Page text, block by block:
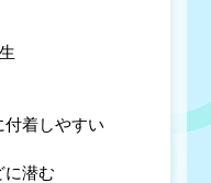
着しやすい
潜む